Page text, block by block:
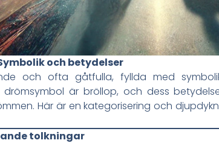
och betydelser
och ofta gåtfulla, fyllda med
drömsymbol är bröllop, och dess
Här är en kategorisering och
tolkningar